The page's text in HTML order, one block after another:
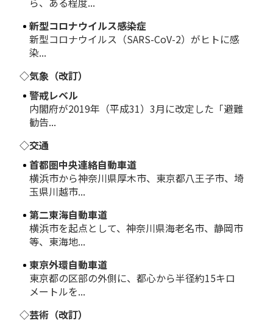
新型コロナウイルス感染症
新型コロナウイルス（SARS-CoV-2）がヒトに感
染...
◇気象（改訂）
警戒レベル
内閣府が2019年（平成31）3月に改定した「避難
勧告...
◇交通
首都圏中央連絡自動車道
横浜市から神奈川県厚木市、東京都八王子市、埼
玉県川越市...
第二東海自動車道
横浜市を起点として、神奈川県海老名市、静岡市
等、東海地...
東京外環自動車道
東京都の区部の外側に、都心から半径約15キロ
メートルを...
◇芸術（改訂）